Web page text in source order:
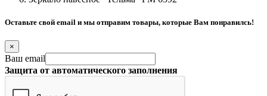
Оставьте свой email и мы отправим товары, которые Вам понравилсь!
×
Ваш email
Защита от автоматического заполнения